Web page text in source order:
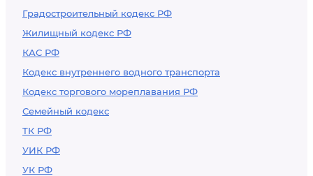
Градостроительный кодекс РФ
Жилищный кодекс РФ
КАС РФ
Кодекс внутреннего водного транспорта
Кодекс торгового мореплавания РФ
Семейный кодекс
ТК РФ
УИК РФ
УК РФ